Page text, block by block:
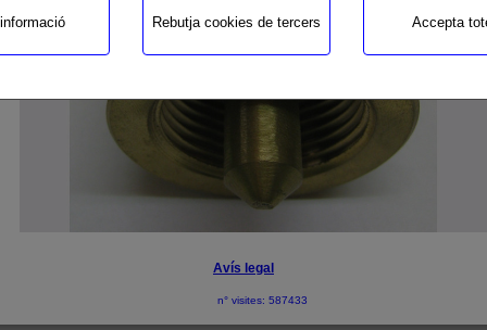
Rebutja cookies de tercers Accepta
Avís legal
n° visites: 587433